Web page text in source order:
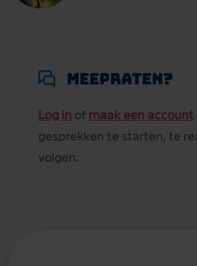
Meepraten?
Log in of maak een account
gesprekken te starten, te
volgen.